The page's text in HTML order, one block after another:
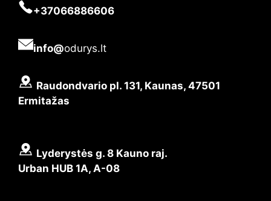
+37066886606
info@odurys.lt
Raudondvario pl. 131, Kaunas, 47501
Ermitažas
Lyderystės g. 8 Kauno raj.
Urban HUB 1A, A-08